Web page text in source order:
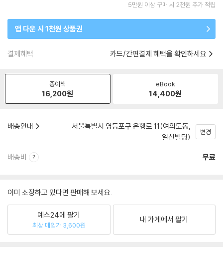
5만원 이상 구매 시 2천원 추가 적립
앱 다운 시 1천원 상품권
결제혜택 카드/간편결제 혜택을 확인하세요
종이책
16,200원
eBook
14,400원
배송안내
서울특별시 영등포구 은행로 11(여의도동,
일신빌딩)
변경
배송비 무료
이미 소장하고 있다면 판매해 보세요.
예스24에 팔기
최상 매입가 3,600원
내 가게에서 팔기